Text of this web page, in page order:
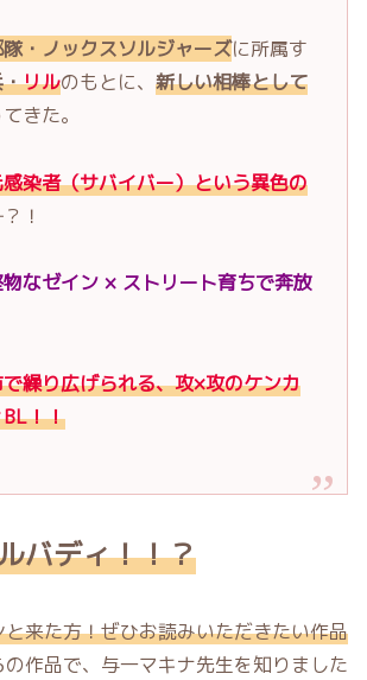
・ノックスソルジャーズに所属す
リルのもとに、 新しい相棒として
きた。
染者（サバイバー）という異色の
！
なゼイン × ストリート育ちで奔放
繰り広げられる、攻×攻のケンカ
！！
バディ！！？
来た方！ぜひお読みいただきたい作品
作品で、与一マキナ先生を知りました